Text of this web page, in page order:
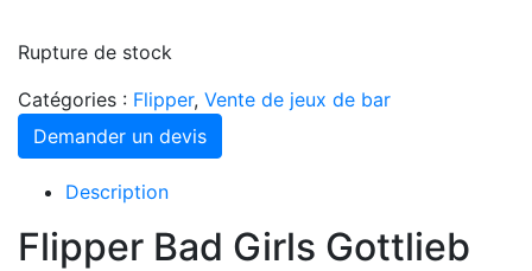
Rupture de stock
Catégories : Flipper, Vente de jeux de bar
Demander un devis
Description
Flipper Bad Girls Gottlieb